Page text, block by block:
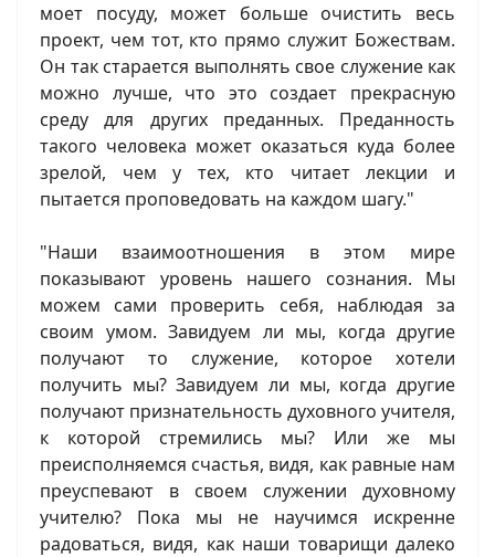
моет посуду, может больше очистить весь
проект, чем тот, кто прямо служит Божествам.
Он так старается выполнять свое служение как
можно лучше, что это создает прекрасную
среду для других преданных. Преданность
такого человека может оказаться куда более
зрелой, чем у тех, кто читает лекции и
пытается проповедовать на каждом шагу."
"Наши взаимоотношения в этом мире
показывают уровень нашего сознания. Мы
можем сами проверить себя, наблюдая за
своим умом. Завидуем ли мы, когда другие
получают то служение, которое хотели
получить мы? Завидуем ли мы, когда другие
получают признательность духовного учителя,
к которой стремились мы? Или же мы
преисполняемся счастья, видя, как равные нам
преуспевают в своем служении духовному
учителю? Пока мы не научимся искренне
радоваться, видя, как наши товарищи далеко